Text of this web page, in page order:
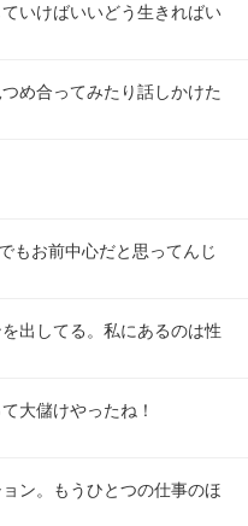
いけばいいどう生きればい
め合ってみたり話しかけた
もお前中心だと思ってんじ
出してる。私にあるのは性
大儲けやったね！
ン。もうひとつの仕事のほ